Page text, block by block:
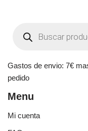
Gastos de envio: 7€
pedido
Menu
Mi cuenta